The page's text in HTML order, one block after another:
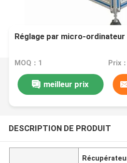
Réglage par micro-ordinateur
MOQ：1
meilleur prix
DESCRIPTION DE PRODUIT